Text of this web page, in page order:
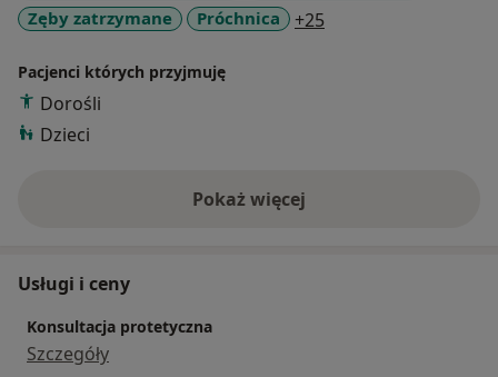
Zęby zatrzymane
Próchnica +25
Pacjenci których przyjmuję
Dorośli
Dzieci
Pokaż więcejo doświadczeniu
Usługi i ceny
Konsultacja protetyczna
Szczegóły